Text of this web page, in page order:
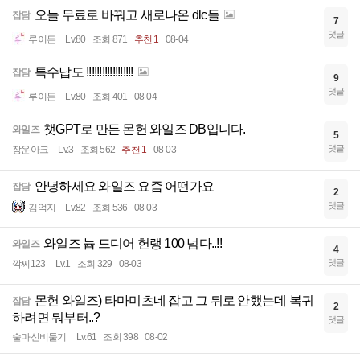
잡담 오늘 무료로 바꿔고 새로나온 dlc들
루이든 Lv.80 조회 871 추천 1 08-04
7
댓글
잡담 특수납도 !!!!!!!!!!!!!!!!!!
루이든 Lv.80 조회 401 08-04
9
댓글
와일즈 챗GPT로 만든 몬헌 와일즈 DB입니다.
장운아크 Lv.3 조회 562 추천 1 08-03
5
댓글
잡담 안녕하세요 와일즈 요즘 어떤가요
김억지 Lv.82 조회 536 08-03
2
댓글
와일즈 와일즈 늅 드디어 헌랭 100 넘다..!!
깍찌123 Lv.1 조회 329 08-03
4
댓글
잡담 몬헌 와일즈) 타마미츠네 잡고 그 뒤로 안했는데 복귀
하려면 뭐부터..?
술마신비둘기 Lv.61 조회 398 08-02
2
댓글